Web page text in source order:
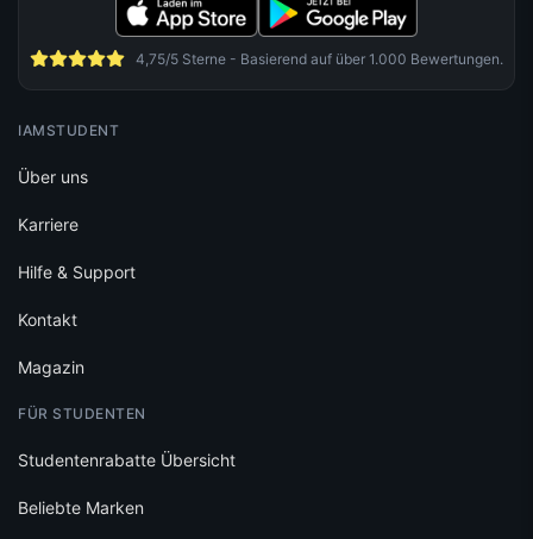
4,75/5 Sterne - Basierend auf über 1.000 Bewertungen.
IAMSTUDENT
Über uns
Karriere
Hilfe & Support
Kontakt
Magazin
FÜR STUDENTEN
Studentenrabatte Übersicht
Beliebte Marken